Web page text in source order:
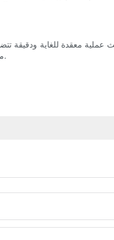
معقدة للغاية ودقيقة
من صناعة السيارات. من خلال فهم تعقيدات إنتاج بطانة الفرامل، نكتسب تقديرًا أكبر للتكنولوجيا والخبرة التي تدخل في ضمان سلامتنا على الطريق.